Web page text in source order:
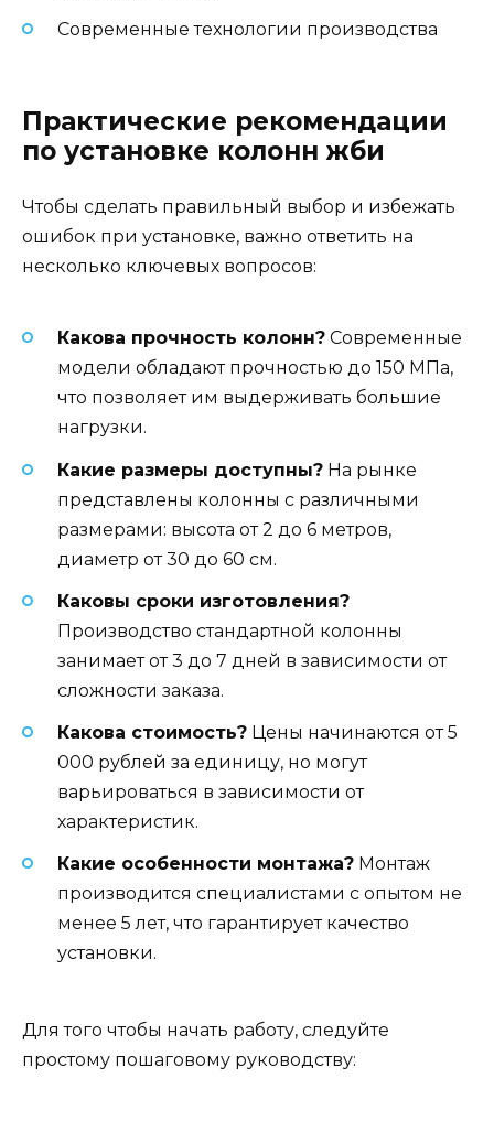
Современные технологии производства
Практические рекомендации
по установке колонн жби
Чтобы сделать правильный выбор и избежать
ошибок при установке, важно ответить на
несколько ключевых вопросов:
Какова прочность колонн? Современные
модели обладают прочностью до 150 МПа,
что позволяет им выдерживать большие
нагрузки.
Какие размеры доступны? На рынке
представлены колонны с различными
размерами: высота от 2 до 6 метров,
диаметр от 30 до 60 см.
Каковы сроки изготовления?
Производство стандартной колонны
занимает от 3 до 7 дней в зависимости от
сложности заказа.
Какова стоимость? Цены начинаются от 5
000 рублей за единицу, но могут
варьироваться в зависимости от
характеристик.
Какие особенности монтажа? Монтаж
производится специалистами с опытом не
менее 5 лет, что гарантирует качество
установки.
Для того чтобы начать работу, следуйте
простому пошаговому руководству: